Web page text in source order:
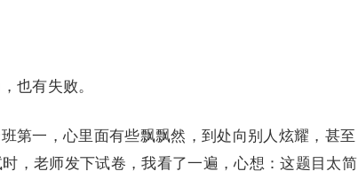
也有失败。
一，心里面有些飘飘然，到处向别人炫耀，甚至
，老师发下试卷，我看了一遍，心想：这题目太简